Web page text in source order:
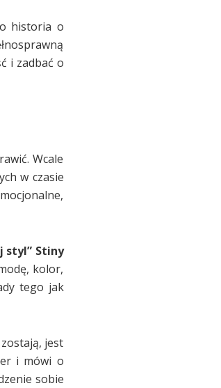
historia o
i zadbać o
Wcale
w czasie
styl” Stiny
kolor,
tego jak
jest
i mówi o
sobie